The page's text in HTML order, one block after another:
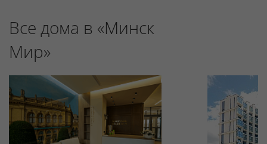
Все дома в «Минск
Мир»
используются cookies